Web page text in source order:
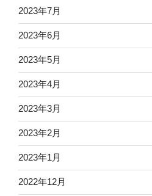
2023年7月
2023年6月
2023年5月
2023年4月
2023年3月
2023年2月
2023年1月
2022年12月